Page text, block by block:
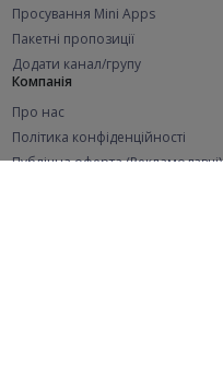
Просування Mini Apps
Пакетні пропозиції
Додати канал/групу
Компанія
Про нас
Політика конфіденційності
Публічна оферта (Рекламодавці)